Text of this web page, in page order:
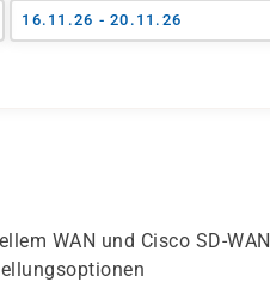
16.11.26 - 20.11.26
WAN und Cisco SD-WAN